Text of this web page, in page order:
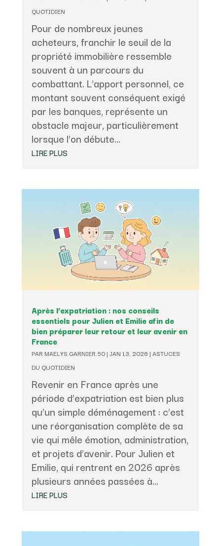
QUOTIDIEN
Pour de nombreux jeunes
acheteurs, franchir le seuil de la
propriété immobilière ressemble
souvent à un parcours du
combattant. L'apport personnel, ce
montant souvent conséquent exigé
par les banques, représente un
obstacle majeur, particulièrement
lorsque l'on débute...
LIRE PLUS
Après l’expatriation : nos conseils
essentiels pour Julien et Emilie afin de
bien préparer leur retour et leur avenir en
France
PAR MAELYS.GARNIER.50| JAN 13, 2026 | ASTUCES
DU QUOTIDIEN
Revenir en France après une
période d’expatriation est bien plus
qu’un simple déménagement : c’est
une réorganisation complète de sa
vie qui mêle émotion, administration,
et projets d’avenir. Pour Julien et
Emilie, qui rentrent en 2026 après
plusieurs années passées à...
LIRE PLUS